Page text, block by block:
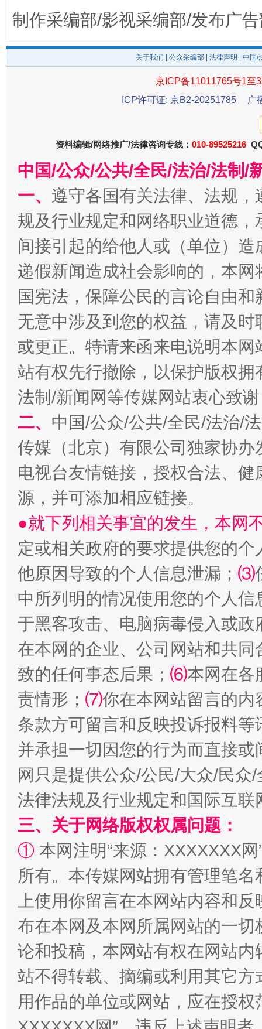
东山县通报“牛蛙产品抗生素超标问题” 法
千年窑火 生生不息 一
受贿1.44亿！段成刚被判无期 从幼
全民健身五年计划来了！等你上场
阿坝州三大球赛在茂县开幕 规模
制作采编部/影视采编部/发布广
关于我们 公众采编部 法律声明 | 中国
京ICP备11011765号1至
ICP许可证: 京B2-20251785
广
资料编辑/网络推广/法律咨询专线： 010-89525216
中国/公众/公共/全民/法治/法制/
一、 遵守各国有关法律、法规
规及行业规定和网络职业道德
间接引起的给他人或（单位）
递假新闻造成社会影响的，本
国宪法，保障公民的言论自由
无意中涉及到您的权益，请及
或更正。特请来函来电说明本
站有权先行撤除，以保护版权
法制/新闻网等传媒网站衷心致
二、 中国/公众/公共/全民/法治/
传媒（北京）有限公司独家协
电视台友情链接，授权合法、
源，并可添加相应链接。
●就下列相关事宜的发生，本网
定或相关政府的要求提供您的个
他原因导致的个人信息泄漏； ⑶
中所列明的情况使用您的个人
于黑客攻击、电脑病毒侵入或
在本网的企业、公司网站和共
致的任何事态后果； ⑹本网在各
责情形； ⑺你在本网站留言的内
条款方可留言和反映投诉报料
并承担一切因您的行为而直接
网只是提供公众/公民/大众/民
法律法规及行业规定和国际互
三、关于网络版权权属问题：
① 本网注明“来源：XXXXXXX
所有。本传媒网站拥有管理笔
上使用你留言在本网站内容和
布在本网及本网所属网站的一
论和投稿，本网站有权在网站
站不得转载、摘编或利用其它
用作品的单位或网站，应在授